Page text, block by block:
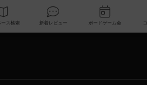
データベース 検索 新着レビュー ボードゲ